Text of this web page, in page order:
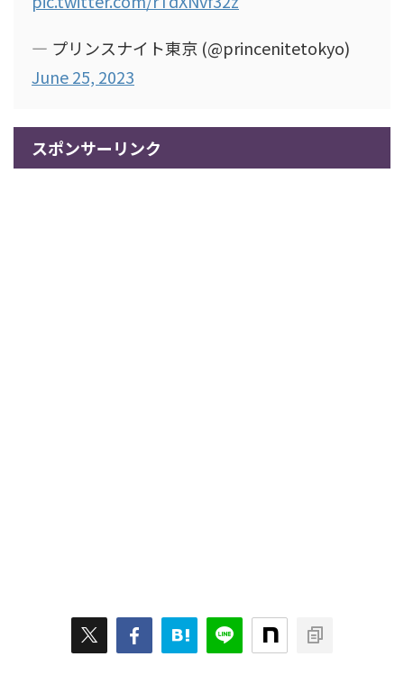
— プリンスナイト東京 (@princenitetokyo)
June 25, 2023
スポンサーリンク